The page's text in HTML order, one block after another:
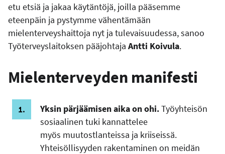
etu etsiä ja jakaa käytäntöjä, joilla pääsemme
eteenpäin ja pystymme vähentämään
mielenterveyshaittoja nyt ja tulevaisuudessa, sanoo
Työterveyslaitoksen pääjohtaja Antti Koivula.
Mielenterveyden manifesti
Yksin pärjäämisen aika on ohi.Työyhteisön
sosiaalinen tuki kannattelee
myös muutostlanteissa ja kriiseissä.
Yhteisöllisyyden rakentaminen on meidän